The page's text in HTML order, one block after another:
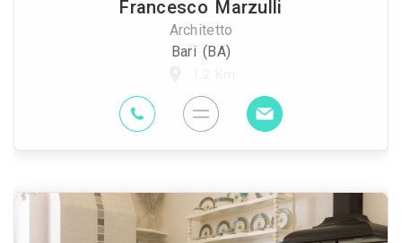
Francesco Marzulli
Architetto
Bari (BA)